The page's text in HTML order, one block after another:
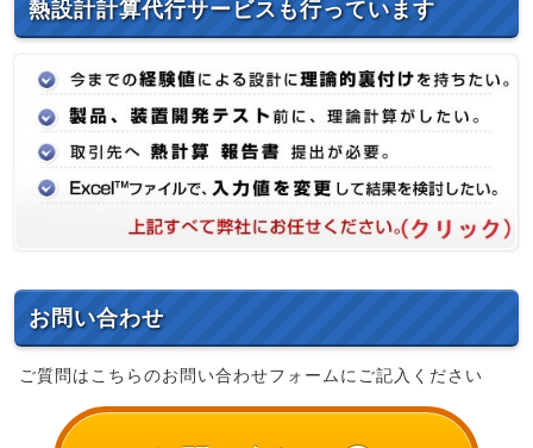
熱設計計算代行サービスも行っています
お問い合わせ
ご質問はこちらのお問い合わせフォームにご記入ください